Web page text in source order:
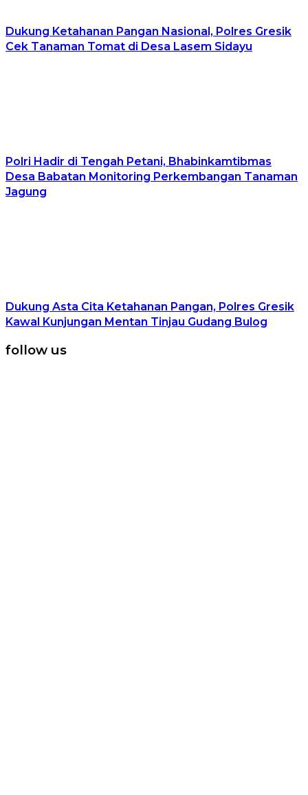
Dukung Ketahanan Pangan Nasional, Polres Gresik
Cek Tanaman Tomat di Desa Lasem Sidayu
Polri Hadir di Tengah Petani, Bhabinkamtibmas
Desa Babatan Monitoring Perkembangan Tanaman
Jagung
Dukung Asta Cita Ketahanan Pangan, Polres Gresik
Kawal Kunjungan Mentan Tinjau Gudang Bulog
follow us